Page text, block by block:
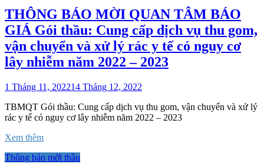
THÔNG BÁO MỜI QUAN TÂM BÁO
GIÁ Gói thầu: Cung cấp dịch vụ thu gom,
vận chuyển và xử lý rác y tế có nguy cơ
lây nhiễm năm 2022 – 2023
1 Tháng 11, 202214 Tháng 12, 2022
TBMQT Gói thầu: Cung cấp dịch vụ thu gom, vận chuyển và xử lý
rác y tế có nguy cơ lây nhiễm năm 2022 – 2023
Xem thêm
Thông báo mời thầu